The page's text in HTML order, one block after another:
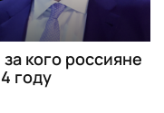
кого россияне
году